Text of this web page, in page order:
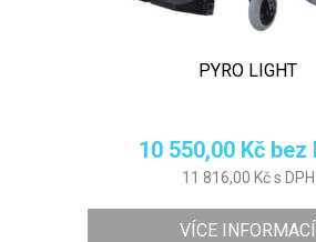
PYRO LIGHT
10 550,00 Kč bez
11 816,00 Kč s DPH
VÍCE INFORMACÍ